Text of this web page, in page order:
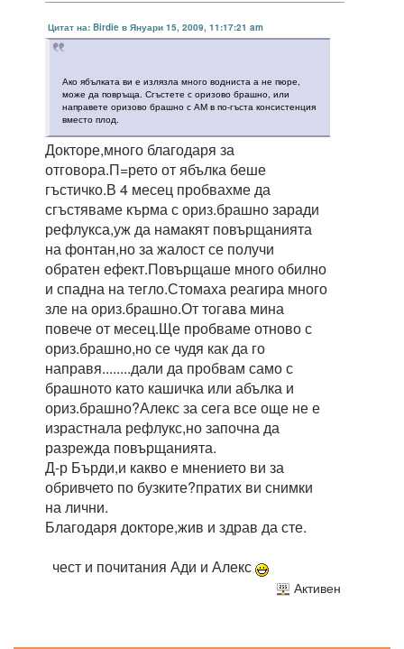
Цитат на: Birdie в Януари 15, 2009, 11:17:21 am
Ако ябълката ви е излязла много водниста а не пюре,
може да повръща. Сгъстете с оризово брашно, или
направете оризово брашно с АМ в по-гъста консистенция
вместо плод.
Докторе,много благодаря за
отговора.П=рето от ябълка беше
гъстичко.В 4 месец пробвахме да
сгъстяваме кърма с ориз.брашно заради
рефлукса,уж да намакят повърщанията
на фонтан,но за жалост се получи
обратен ефект.Повърщаше много обилно
и спадна на тегло.Стомаха реагира много
зле на ориз.брашно.От тогава мина
повече от месец.Ще пробваме отново с
ориз.брашно,но се чудя как да го
направя........дали да пробвам само с
брашното като кашичка или абълка и
ориз.брашно?Алекс за сега все още не е
израстнала рефлукс,но започна да
разрежда повърщанията.
Д-р Бърди,и какво е мнението ви за
обривчето по бузките?пратих ви снимки
на лични.
Благодаря докторе,жив и здрав да сте.
чест и почитания Ади и Алекс
Активен